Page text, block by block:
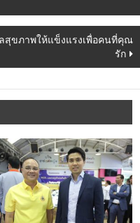
ลสุขภาพให้แข็งแรงเพื่อคนที่คุณ
รัก